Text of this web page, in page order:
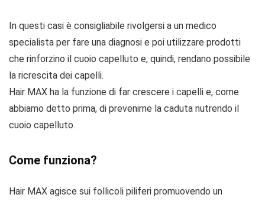
In questi casi è consigliabile rivolgersi a un medico
specialista per fare una diagnosi e poi utilizzare prodotti
che rinforzino il cuoio capelluto e, quindi, rendano possibile
la ricrescita dei capelli.
Hair MAX ha la funzione di far crescere i capelli e, come
abbiamo detto prima, di prevenirne la caduta nutrendo il
cuoio capelluto.
Come funziona?
Hair MAX agisce sui follicoli piliferi promuovendo un